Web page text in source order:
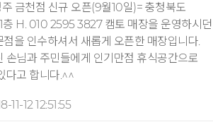
금천점 신규 오픈(9월10일)= 충청북도
층 H. 010 2595 3827 캠토 매장을 운영하시던
을 인수하셔서 새롭게 오픈한 매장입니다.
손님과 주민들에게 인기만점 휴식공간으로
다고 합니다.^^
11-12 12:51:55